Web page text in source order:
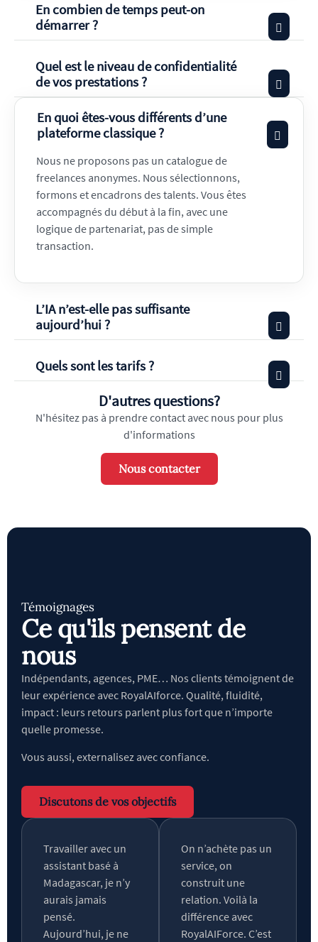
En combien de temps peut-on
démarrer ?
Quel est le niveau de confidentialité
de vos prestations ?
En quoi êtes-vous différents d’une
plateforme classique ?
Nous ne proposons pas un catalogue de
freelances anonymes. Nous sélectionnons,
formons et encadrons des talents. Vous êtes
accompagnés du début à la fin, avec une
logique de partenariat, pas de simple
transaction.
L’IA n’est-elle pas suffisante
aujourd’hui ?
Quels sont les tarifs ?
D'autres questions?
N'hésitez pas à prendre contact avec nous pour plus
d'informations
Nous contacter
Témoignages
Ce qu'ils pensent de
nous
Indépendants, agences, PME… Nos clients témoignent de
leur expérience avec RoyalAIforce. Qualité, fluidité,
impact : leurs retours parlent plus fort que n’importe
quelle promesse.
Vous aussi, externalisez avec confiance.
Discutons de vos objectifs
Travailler avec un
assistant basé à
Madagascar, je n’y
aurais jamais
pensé.
Aujourd’hui, je ne
On n’achète pas un
service, on
construit une
relation. Voilà la
différence avec
RoyalAIForce. C’est